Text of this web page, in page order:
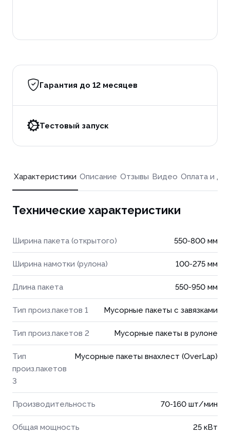
Гарантия до 12 месяцев
Тестовый запуск
Характеристики Описание Отзывы Видео Оплата и
Технические характеристики
Ширина пакета (открытого) 550-800 мм
Ширина намотки (рулона) 100-275 мм
Длина пакета 550-950 мм
Тип произ.пакетов 1 Мусорные пакеты с завязками
Тип произ.пакетов 2 Мусорные пакеты в рулоне
Тип
произ.пакетов
3
Мусорные пакеты внахлест (OverLap)
Производительность 70-160 шт/мин
Общая мощность 25 кВт